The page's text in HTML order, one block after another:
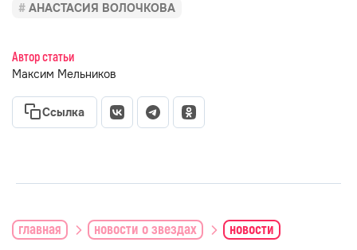
АНАСТАСИЯ ВОЛОЧКОВА
Автор статьи
Максим Мельников
Ссылка
главная новости о звездах новости